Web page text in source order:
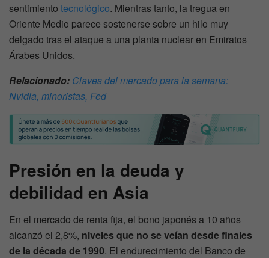
sentimiento tecnológico. Mientras tanto, la tregua en
Oriente Medio parece sostenerse sobre un hilo muy
delgado tras el ataque a una planta nuclear en Emiratos
Árabes Unidos.
Relacionado: Claves del mercado para la semana:
Nvidia, minoristas, Fed
Presión en la deuda y
debilidad en Asia
En el mercado de renta fija, el bono japonés a 10 años
alcanzó el 2,8%, niveles que no se veían desde finales
de la década de 1990. El endurecimiento del Banco de